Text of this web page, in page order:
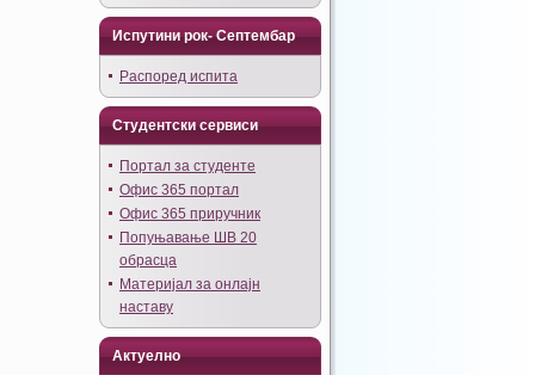
Испутини рок- Септембар
Распоред испита
Студентски сервиси
Портал за студенте
Офис 365 портал
Офис 365 приручник
Попуњавање ШВ 20
обрасца
Материјал за онлајн
наставу
Актуелно